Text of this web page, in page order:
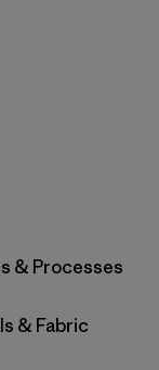
& Processes
& Fabric